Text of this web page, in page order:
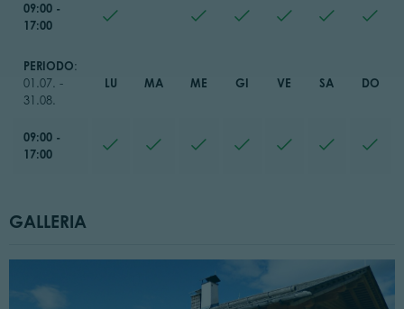
09:00 -
17:00
PERIODO:
01.07. -
31.08.
LU MA ME GI VE SA DO
09:00 -
17:00
GALLERIA